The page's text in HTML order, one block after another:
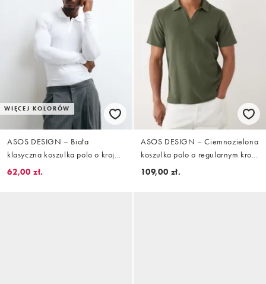
WIĘCEJ KOLORÓW
ASOS DESIGN – Biała
klasyczna koszulka polo o kroju
podkreślającym sylwetkę
62,00 zł.
ASOS DESIGN – Ciemnozielona
koszulka polo o regularnym kroju
z kołnierzykiem kubańskim o
109,00 zł.